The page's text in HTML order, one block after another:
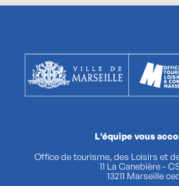
L'équipe vous
Office de tourisme, des Loisirs et
11 La Canebière -
13211 Marseille